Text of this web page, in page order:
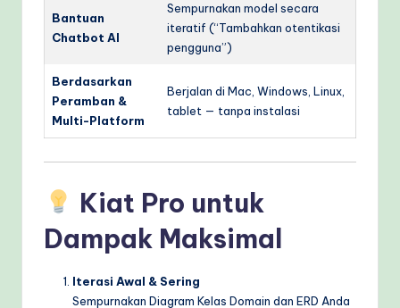
Bantuan
Chatbot AI
Sempurnakan model secara
iteratif (“Tambahkan otentikasi
pengguna”)
Berdasarkan
Peramban &
Multi-Platform
Berjalan di Mac, Windows, Linux,
tablet — tanpa instalasi
Kiat Pro untuk
Dampak Maksimal
Iterasi Awal & Sering
Sempurnakan Diagram Kelas Domain dan ERD Anda